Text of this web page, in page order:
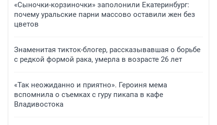
«Сыночки-корзиночки» заполонили Екатеринбург:
почему уральские парни массово оставили жен без
цветов
Знаменитая тикток-блогер, рассказывавшая о борьбе
с редкой формой рака, умерла в возрасте 26 лет
«Так неожиданно и приятно». Героиня мема
вспомнила о съемках с гуру пикапа в кафе
Владивостока